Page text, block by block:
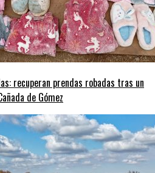
recuperan prendas robadas tras un
de Gómez